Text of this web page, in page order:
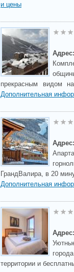
и цены
Адрес:
прекрасным видом
Дополнительная
Адрес:
ГрандВалира, в 20
Дополнительная
Адрес:
территории и